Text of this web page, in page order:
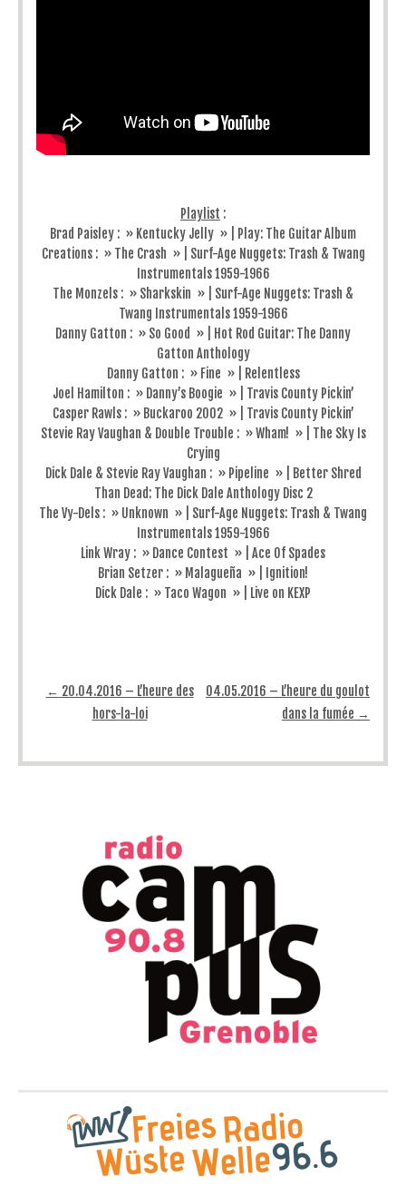
Playlist :
Brad Paisley : » Kentucky Jelly » | Play: The Guitar Album
Creations : » The Crash » | Surf-Age Nuggets: Trash & Twang
Instrumentals 1959-1966
The Monzels : » Sharkskin » | Surf-Age Nuggets: Trash &
Twang Instrumentals 1959-1966
Danny Gatton : » So Good » | Hot Rod Guitar: The Danny
Gatton Anthology
Danny Gatton : » Fine » | Relentless
Joel Hamilton : » Danny’s Boogie » | Travis County Pickin’
Casper Rawls : » Buckaroo 2002 » | Travis County Pickin’
Stevie Ray Vaughan & Double Trouble : » Wham! » | The Sky Is
Crying
Dick Dale & Stevie Ray Vaughan : » Pipeline » | Better Shred
Than Dead: The Dick Dale Anthology Disc 2
The Vy-Dels : » Unknown » | Surf-Age Nuggets: Trash & Twang
Instrumentals 1959-1966
Link Wray : » Dance Contest » | Ace Of Spades
Brian Setzer : » Malagueña » | Ignition!
Dick Dale : » Taco Wagon » | Live on KEXP
Post navigation
← 20.04.2016 – L’heure des
hors-la-loi
04.05.2016 – L’heure du goulot
dans la fumée →